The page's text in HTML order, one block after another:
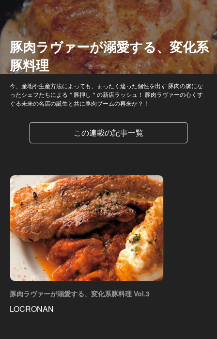
豚肉ラヴァーが溺愛する、変化系
豚料理
今、産地や生産方法によっても、まったく違った個性を出す 豚肉の虜にな
ったシェフたちによる＂豚押し＂の新店ラッシュ！ 豚肉ラヴァーの心くす
ぐる未来の名店の誕生と共に豚肉ブームの再来か？！
この連載の記事一覧
豚肉ラヴァーが溺愛する、変化系豚料理 Vol.3
LOCRONAN